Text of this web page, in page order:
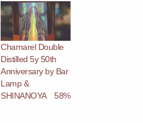
Chamarel Double
Distilled 5y 50th
Anniversary by Bar
Lamp &
SHINANOYA 58%